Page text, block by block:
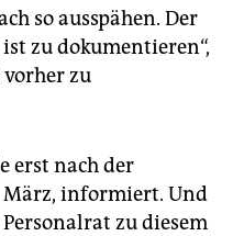
so ausspähen. Der
zu dokumentieren“,
zu
erst nach der
März, informiert. Und
zu diesem